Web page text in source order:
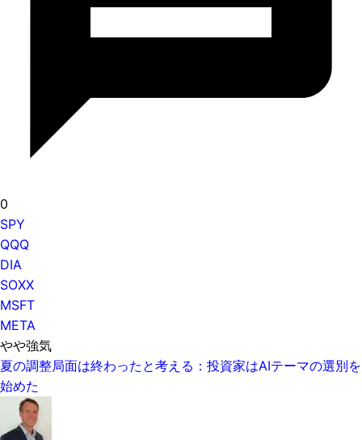
0
SPY
QQQ
DIA
SOXX
MSFT
META
やや強気
夏の調整局面は終わったと考える：投資家はAIテーマの選別を
始めた